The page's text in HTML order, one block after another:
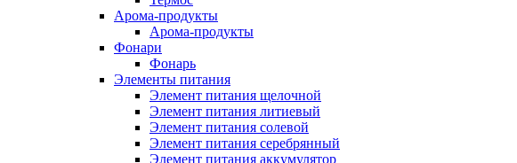
Арома-продукты
Арома-продукты
Фонари
Фонарь
Элементы питания
Элемент питания щелочной
Элемент питания литиевый
Элемент питания солевой
Элемент питания серебрянный
Элемент питания аккумулятор